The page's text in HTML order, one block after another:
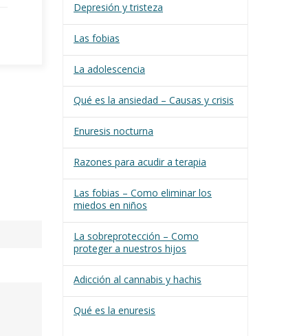
Depresión y tristeza
Las fobias
La adolescencia
Qué es la ansiedad – Causas y crisis
Enuresis nocturna
Razones para acudir a terapia
Las fobias – Como eliminar los
miedos en niños
La sobreprotección – Como
proteger a nuestros hijos
Adicción al cannabis y hachis
Qué es la enuresis